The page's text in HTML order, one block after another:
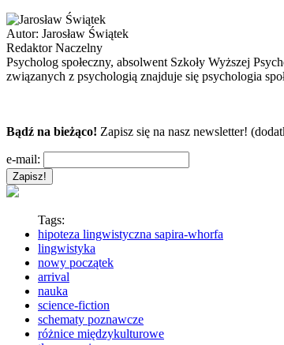
Autor: Jarosław Świątek
Redaktor Naczelny
Psycholog społeczny, absolwent Szkoły Wyższej
związanych z psychologią znajduje się psychologia
Bądź na bieżąco! Zapisz się na nasz newsletter!
e-mail:
Tags:
hipoteza lingwistyczna sapira-whorfa
lingwistyka
nowy początek
arrival
nauka
science-fiction
schematy poznawcze
różnice międzykulturowe